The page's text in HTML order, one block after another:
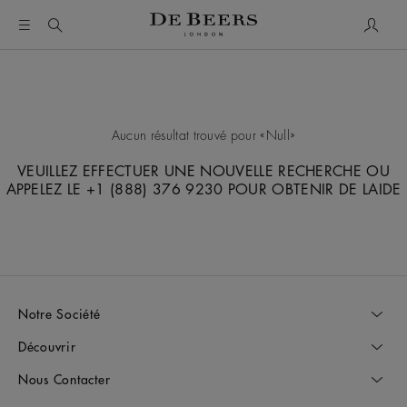
Aucun résultat trouvé pour Null
VEUILLEZ EFFECTUER UNE NOUVELLE RECHERCHE OU
APPELEZ LE +1 (888) 376 9230 POUR OBTENIR DE LAIDE
Notre Société
Découvrir
Nous Contacter